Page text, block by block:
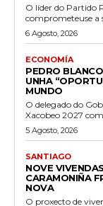
O líder do Partido
comprometeuse a
6 Agosto, 2026
ECONOMÍA
PEDRO
UNHA
MUNDO
O delegado do
Xacobeo 2027
5 Agosto, 2026
SANTIAGO
NOVE
CARAMONIÑA
NOVA
O proxecto de